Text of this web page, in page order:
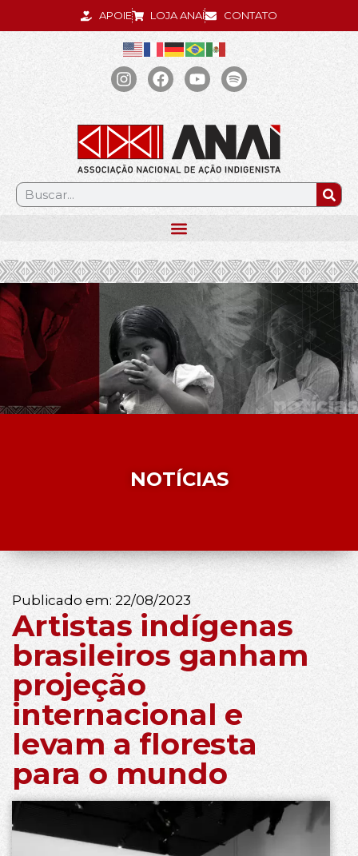
APOIE LOJA ANAÍ CONTATO
.
NOTÍCIAS
Publicado em: 22/08/2023
Artistas indígenas
brasileiros ganham
projeção
internacional e
levam a floresta
para o mundo